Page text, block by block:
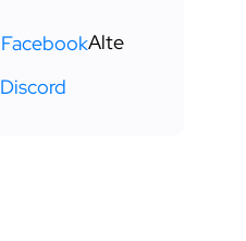
Alte
Discord